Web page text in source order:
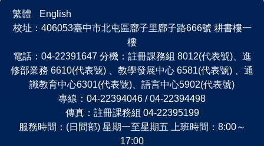
繁體
English
校址：406053臺中市北屯區廍子里廍子路666號 耕書樓一
樓
電話：04-22391647 分機：註冊課務組 8012(代表號)、進
修部業務 6610(代表號) 、教學發展中心 6581(代表號) 、通
識教育中心6301(代表號)、語言中心5902(代表號)
專線：04-22394046 / 04-22394498
傳真：註冊課務組 04-22395199
服務時間：(日間部) 星期一至星期五 上班時間：8:00～
17:00